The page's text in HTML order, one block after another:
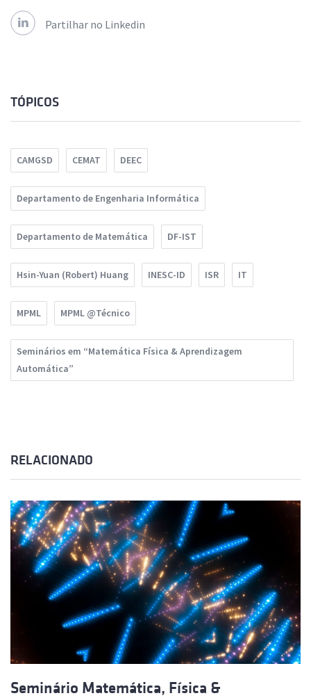
Partilhar no Linkedin
TÓPICOS
CAMGSD CEMAT DEEC
Departamento de Engenharia Informática
Departamento de Matemática DF-IST
Hsin-Yuan (Robert) Huang INESC-ID ISR IT
MPML MPML @Técnico
Seminários em “Matemática Física & Aprendizagem
Automática”
RELACIONADO
Seminário Matemática, Física &